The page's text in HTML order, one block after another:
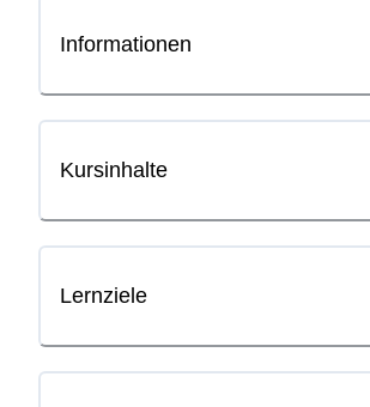
Informationen
Kursinhalte
Lernziele